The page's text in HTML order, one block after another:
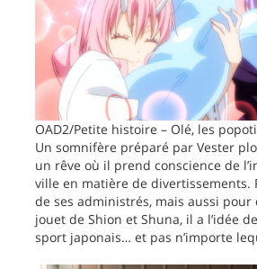
OAD2/Petite histoire – Olé, les
Un somnifère préparé par Vester
un rêve où il prend conscience de
ville en matière de divertissements.
de ses administrés, mais aussi pour
jouet de Shion et Shuna, il a l’idée
sport japonais… et pas n’importe